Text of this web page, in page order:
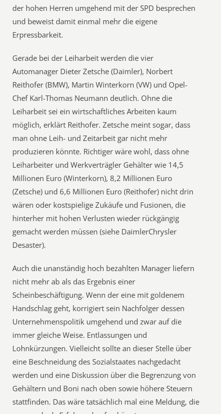
der hohen Herren umgehend mit der SPD besprechen
und beweist damit einmal mehr die eigene
Erpressbarkeit.
Gerade bei der Leiharbeit werden die vier
Automanager Dieter Zetsche (Daimler), Norbert
Reithofer (BMW), Martin Winterkorn (VW) und Opel-
Chef Karl-Thomas Neumann deutlich. Ohne die
Leiharbeit sei ein wirtschaftliches Arbeiten kaum
möglich, erklärt Reithofer. Zetsche meint sogar, dass
man ohne Leih- und Zeitarbeit gar nicht mehr
produzieren könnte. Richtiger wäre wohl, dass ohne
Leiharbeiter und Werkverträgler Gehälter wie 14,5
Millionen Euro (Winterkorn), 8,2 Millionen Euro
(Zetsche) und 6,6 Millionen Euro (Reithofer) nicht drin
wären oder kostspielige Zukäufe und Fusionen, die
hinterher mit hohen Verlusten wieder rückgängig
gemacht werden müssen (siehe DaimlerChrysler
Desaster).
Auch die unanständig hoch bezahlten Manager liefern
nicht mehr ab als das Ergebnis einer
Scheinbeschäftigung. Wenn der eine mit goldenem
Handschlag geht, korrigiert sein Nachfolger dessen
Unternehmenspolitik umgehend und zwar auf die
immer gleiche Weise. Entlassungen und
Lohnkürzungen. Vielleicht sollte an dieser Stelle über
eine Beschneidung des Sozialstaates nachgedacht
werden und eine Diskussion über die Begrenzung von
Gehältern und Boni nach oben sowie höhere Steuern
stattfinden. Das wäre tatsächlich mal eine Meldung, die